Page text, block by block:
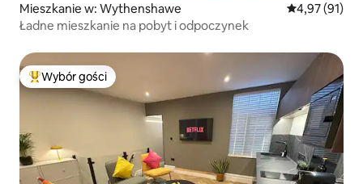
Mieszkanie w: Wythenshawe Średnia
4,97 (91)
Ładne mieszkanie na pobyt i odpoczynek
Najpopularniejsze z kategorii Wybór gości
Wybór gości